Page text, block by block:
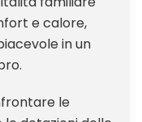
e calore,
in un
le